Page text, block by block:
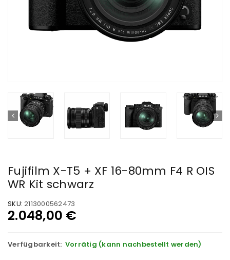
Fujifilm X-T5 + XF 16-80mm F4 R OIS
WR Kit schwarz
SKU: 2113000562473
2.048,00 €
Verfügbarkeit: Vorrätig (kann nachbestellt werden)